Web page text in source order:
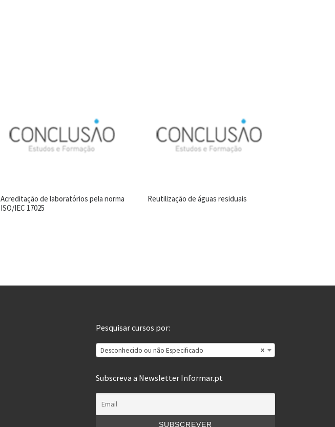
Acreditação de laboratórios pela norma
ISO/IEC 17025
Reutilização de águas residuais
Pesquisar cursos por:
×
Desconhecido ou não Especificado
Subscreva a Newsletter Informar.pt